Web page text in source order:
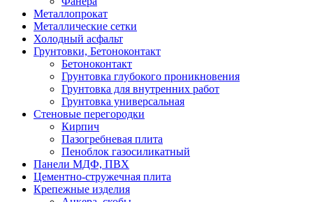
Металлопрокат
Металлические сетки
Холодный асфальт
Грунтовки, Бетоноконтакт
Бетоноконтакт
Грунтовка глубокого проникновения
Грунтовка для внутренних работ
Грунтовка универсальная
Стеновые перегородки
Кирпич
Пазогребневая плита
Пеноблок газосиликатный
Панели МДФ, ПВХ
Цементно-стружечная плита
Крепежные изделия